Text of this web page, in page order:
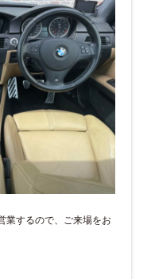
業するので、ご来場をお